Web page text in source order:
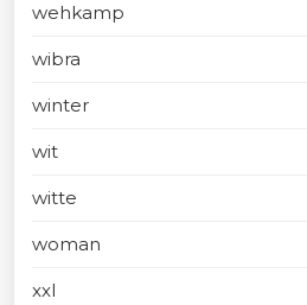
wehkamp
wibra
winter
wit
witte
woman
xxl